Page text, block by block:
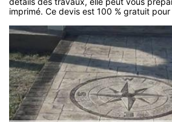
imprimé. Ce devis est 100 % gratuit